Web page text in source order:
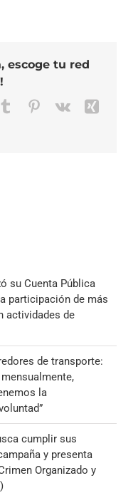
escoge tu red
TumblrPinterest
Vk
su Cuenta Pública
participación de más
actividades de
de transporte:
la
cumplir sus
y presenta
Organizado y